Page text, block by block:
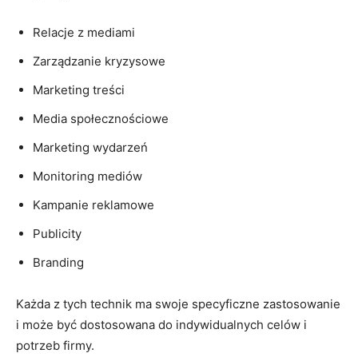
Relacje z mediami
Zarządzanie kryzysowe
Marketing treści
Media społecznościowe
Marketing wydarzeń
Monitoring mediów
Kampanie reklamowe
Publicity
Branding
Każda z tych technik ma swoje specyficzne zastosowanie
i może być dostosowana do indywidualnych celów i
potrzeb firmy.